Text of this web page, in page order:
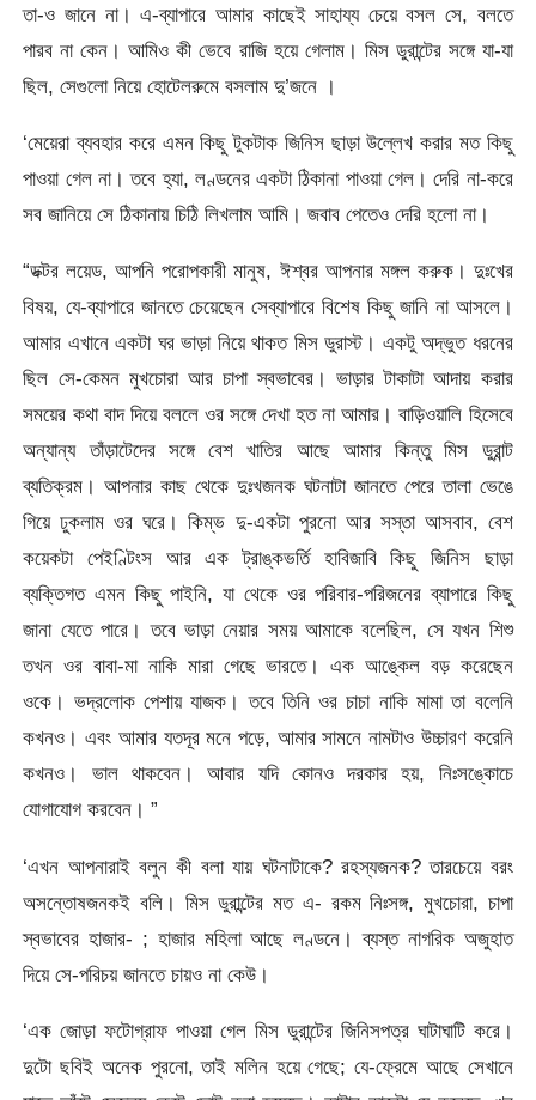
তা-ও জানে না। এ-ব্যাপারে আমার কাছেই সাহায্য চেয়ে বসল সে, বলতে
পারব না কেন। আমিও কী ভেবে রাজি হয়ে গেলাম। মিস ডুরান্টের সঙ্গে যা-যা
ছিল, সেগুলো নিয়ে হোটেলরুমে বসলাম দু’জনে ।
‘মেয়েরা ব্যবহার করে এমন কিছু টুকটাক জিনিস ছাড়া উল্লেখ করার মত কিছু
পাওয়া গেল না। তবে হ্যা, লণ্ডনের একটা ঠিকানা পাওয়া গেল। দেরি না-করে
সব জানিয়ে সে ঠিকানায় চিঠি লিখলাম আমি। জবাব পেতেও দেরি হলো না।
“ডক্টর লয়েড, আপনি পরোপকারী মানুষ, ঈশ্বর আপনার মঙ্গল করুক। দুঃখের
বিষয়, যে-ব্যাপারে জানতে চেয়েছেন সেব্যাপারে বিশেষ কিছু জানি না আসলে।
আমার এখানে একটা ঘর ভাড়া নিয়ে থাকত মিস ডুরাস্ট। একটু অদ্ভুত ধরনের
ছিল সে-কেমন মুখচোরা আর চাপা স্বভাবের। ভাড়ার টাকাটা আদায় করার
সময়ের কথা বাদ দিয়ে বললে ওর সঙ্গে দেখা হত না আমার। বাড়িওয়ালি হিসেবে
অন্যান্য তাঁড়াটেদের সঙ্গে বেশ খাতির আছে আমার কিন্তু মিস ডুরান্ট
ব্যতিক্রম। আপনার কাছ থেকে দুঃখজনক ঘটনাটা জানতে পেরে তালা ভেঙে
গিয়ে ঢুকলাম ওর ঘরে। কিম্ভ দু-একটা পুরনো আর সস্তা আসবাব, বেশ
কয়েকটা পেইণ্টিংস আর এক ট্রাঙ্কভর্তি হাবিজাবি কিছু জিনিস ছাড়া
ব্যক্তিগত এমন কিছু পাইনি, যা থেকে ওর পরিবার-পরিজনের ব্যাপারে কিছু
জানা যেতে পারে। তবে ভাড়া নেয়ার সময় আমাকে বলেছিল, সে যখন শিশু
তখন ওর বাবা-মা নাকি মারা গেছে ভারতে। এক আঙ্কেল বড় করেছেন
ওকে। ভদ্রলোক পেশায় যাজক। তবে তিনি ওর চাচা নাকি মামা তা বলেনি
কখনও। এবং আমার যতদূর মনে পড়ে, আমার সামনে নামটাও উচ্চারণ করেনি
কখনও। ভাল থাকবেন। আবার যদি কোনও দরকার হয়, নিঃসঙ্কোচে
যোগাযোগ করবেন। ”
‘এখন আপনারাই বলুন কী বলা যায় ঘটনাটাকে? রহস্যজনক? তারচেয়ে বরং
অসন্তোষজনকই বলি। মিস ডুরান্টের মত এ- রকম নিঃসঙ্গ, মুখচোরা, চাপা
স্বভাবের হাজার- ; হাজার মহিলা আছে লণ্ডনে। ব্যস্ত নাগরিক অজুহাত
দিয়ে সে-পরিচয় জানতে চায়ও না কেউ।
‘এক জোড়া ফটোগ্রাফ পাওয়া গেল মিস ডুরান্টের জিনিসপত্র ঘাটাঘাটি করে।
দুটো ছবিই অনেক পুরনো, তাই মলিন হয়ে গেছে; যে-ফ্রেমে আছে সেখানে